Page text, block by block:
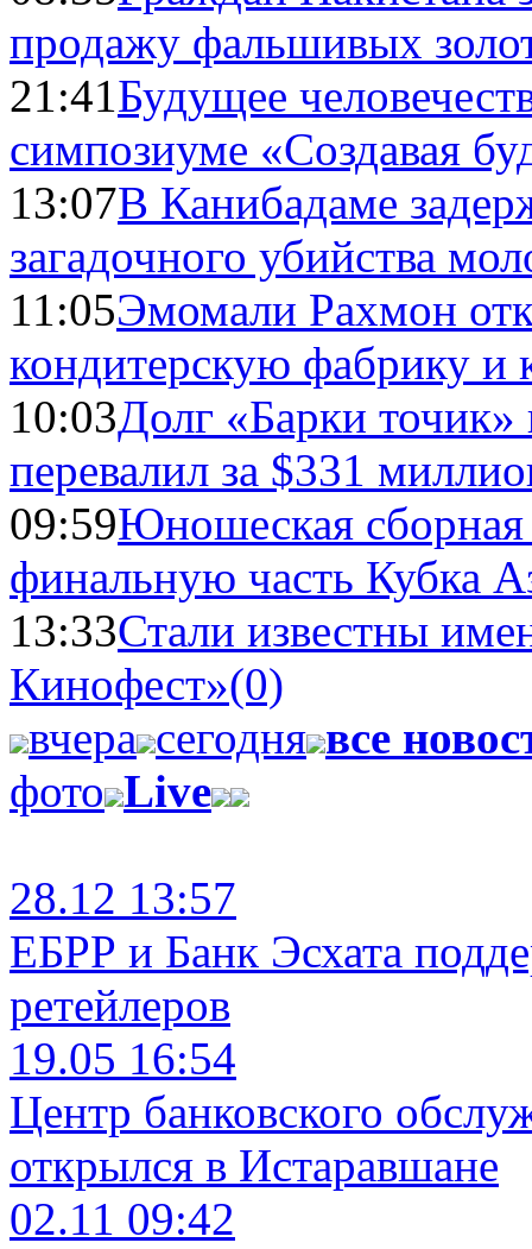
продажу фальшивых
21:41Будущее
симпозиуме «Создавая
13:07В Канибадаме
загадочного убийства
11:05Эмомали Рахмон
кондитерскую фабрику и
10:03Долг «Барки
перевалил за $331
09:59Юношеская
финальную часть Кубка
13:33Стали известны
Кинофест»(0)
вчера сегодня все
фото Live
28.12 13:57
ЕБРР и Банк Эсхата
ретейлеров
19.05 16:54
Центр банковского
открылся в Истаравшане
02.11 09:42